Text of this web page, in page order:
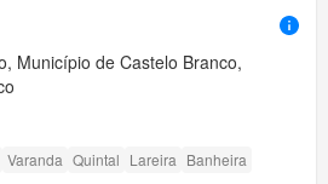
Município de Castelo Branco,
Varanda Quintal Lareira Banheira